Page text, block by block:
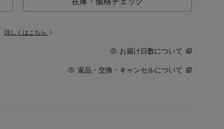
詳しくはこちら
お届け日数について
返品・交換・キャンセルについて